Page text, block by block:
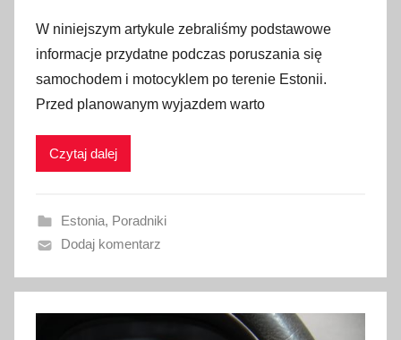
u
b
l
i
w
n
o
9
s
W niniejszym artykule zebraliśmy podstawowe
informacje przydatne podczas poruszania się
samochodem i motocyklem po terenie Estonii.
Przed planowanym wyjazdem warto
Czytaj dalej
Estonia, Poradniki
Dodaj komentarz